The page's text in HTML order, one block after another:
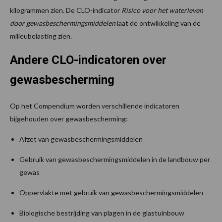
kilogrammen zien. De CLO-indicator Risico voor het waterleven
door gewasbeschermingsmiddelenlaat de ontwikkeling van de
milieubelasting zien.
Andere CLO-indicatoren over
gewasbescherming
Op het Compendium worden verschillende indicatoren
bijgehouden over gewasbescherming:
Afzet van gewasbeschermingsmiddelen
Gebruik van gewasbeschermingsmiddelen in de landbouw per
gewas
Oppervlakte met gebruik van gewasbeschermingsmiddelen
Biologische bestrijding van plagen in de glastuinbouw